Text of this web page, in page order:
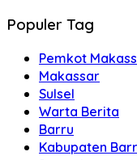
Populer Tag
Pemkot
Makassar
Sulsel
Warta Berita
Barru
Kabupaten